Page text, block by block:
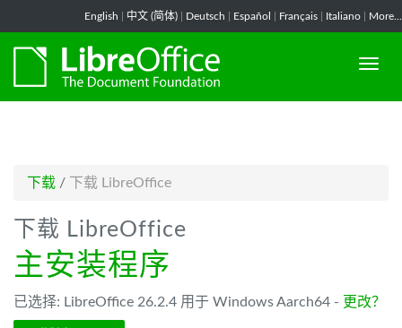
English 中文 (简体) Deutsch Español Français Italiano More...
下载 / 下载 LibreOffice
下载 LibreOffice
主安装程序
已选择: LibreOffice 26.2.4 用于 Windows Aarch64 - 更改？